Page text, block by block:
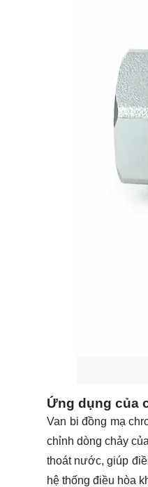
Ứng dụng của
Van bi đồng mạ
chỉnh dòng chảy
thoát nước, giúp
hệ thống điều hòa